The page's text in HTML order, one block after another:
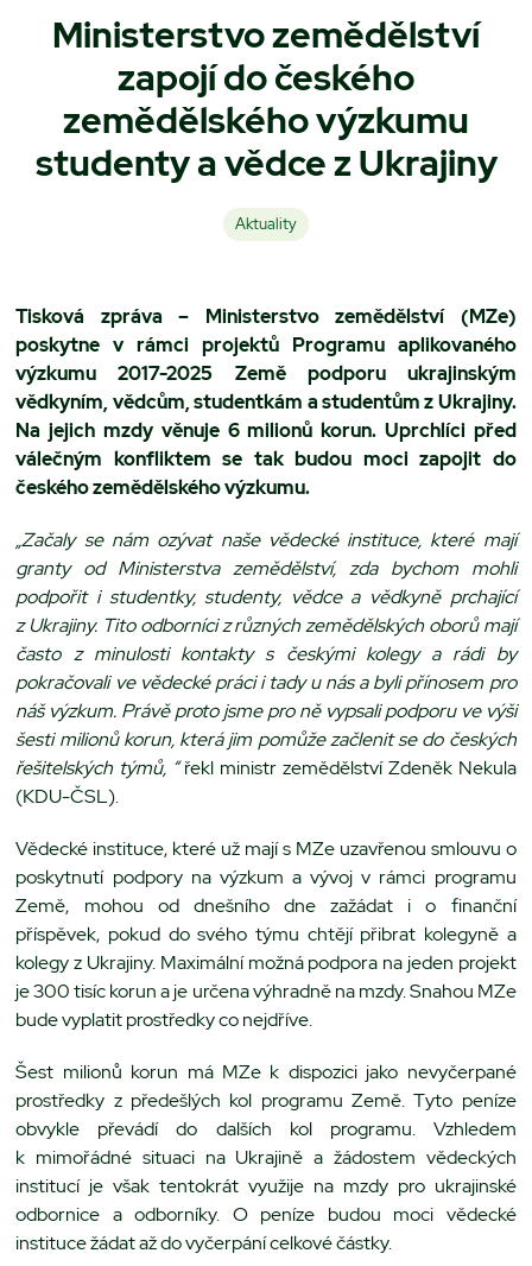
Ministerstvo zemědělství
zapojí do českého
zemědělského výzkumu
studenty a vědce z Ukrajiny
Aktuality
Tisková zpráva – Ministerstvo zemědělství (MZe)
poskytne v rámci projektů Programu aplikovaného
výzkumu 2017-2025 Země podporu ukrajinským
vědkyním, vědcům, studentkám a studentům z Ukrajiny.
Na jejich mzdy věnuje 6 milionů korun. Uprchlíci před
válečným konfliktem se tak budou moci zapojit do
českého zemědělského výzkumu.
„Začaly se nám ozývat naše vědecké instituce, které mají
granty od Ministerstva zemědělství, zda bychom mohli
podpořit i studentky, studenty, vědce a vědkyně prchající
z Ukrajiny. Tito odborníci z různých zemědělských oborů mají
často z minulosti kontakty s českými kolegy a rádi by
pokračovali ve vědecké práci i tady u nás a byli přínosem pro
náš výzkum. Právě proto jsme pro ně vypsali podporu ve výši
šesti milionů korun, která jim pomůže začlenit se do českých
řešitelských týmů, “řekl ministr zemědělství Zdeněk Nekula
(KDU-ČSL).
Vědecké instituce, které už mají s MZe uzavřenou smlouvu o
poskytnutí podpory na výzkum a vývoj v rámci programu
Země, mohou od dnešního dne zažádat i o finanční
příspěvek, pokud do svého týmu chtějí přibrat kolegyně a
kolegy z Ukrajiny. Maximální možná podpora na jeden projekt
je 300 tisíc korun a je určena výhradně na mzdy. Snahou MZe
bude vyplatit prostředky co nejdříve.
Šest milionů korun má MZe k dispozici jako nevyčerpané
prostředky z předešlých kol programu Země. Tyto peníze
obvykle převádí do dalších kol programu. Vzhledem
k mimořádné situaci na Ukrajině a žádostem vědeckých
institucí je však tentokrát využije na mzdy pro ukrajinské
odbornice a odborníky. O peníze budou moci vědecké
instituce žádat až do vyčerpání celkové částky.